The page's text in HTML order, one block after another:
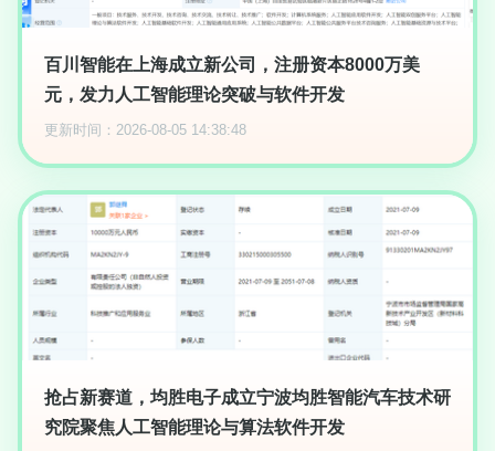
百川智能在上海成立新公司，注册资本8000万美
元，发力人工智能理论突破与软件开发
更新时间：2026-08-05 14:38:48
抢占新赛道，均胜电子成立宁波均胜智能汽车技术研
究院聚焦人工智能理论与算法软件开发